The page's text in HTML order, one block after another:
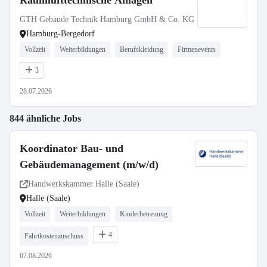
GTH Gebäude Technik Hamburg GmbH & Co. KG
Hamburg-Bergedorf
Vollzeit Weiterbildungen Berufskleidung Firmenevents
3
28.07.2026
844 ähnliche Jobs
Koordinator Bau- und
Gebäudemanagement (m/w/d)
Handwerkskammer Halle (Saale)
Halle (Saale)
Vollzeit Weiterbildungen Kinderbetreuung
Fahrtkostenzuschuss 4
07.08.2026